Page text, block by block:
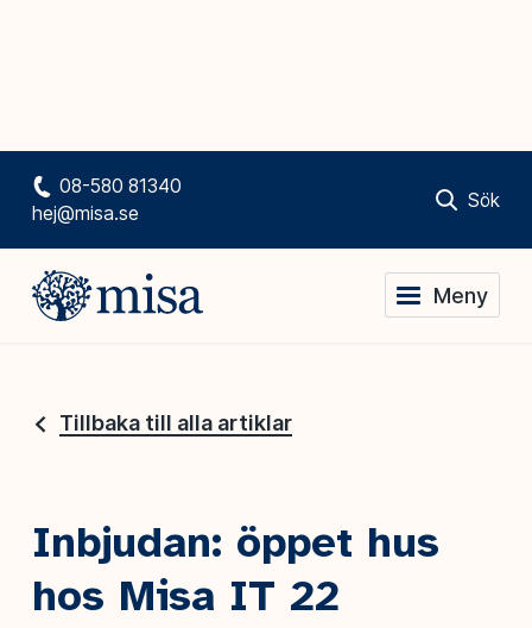
08-580 81340
hej@misa.se
Sök
Meny
Tillbaka till alla artiklar
Inbjudan: öppet hus
hos Misa IT 22